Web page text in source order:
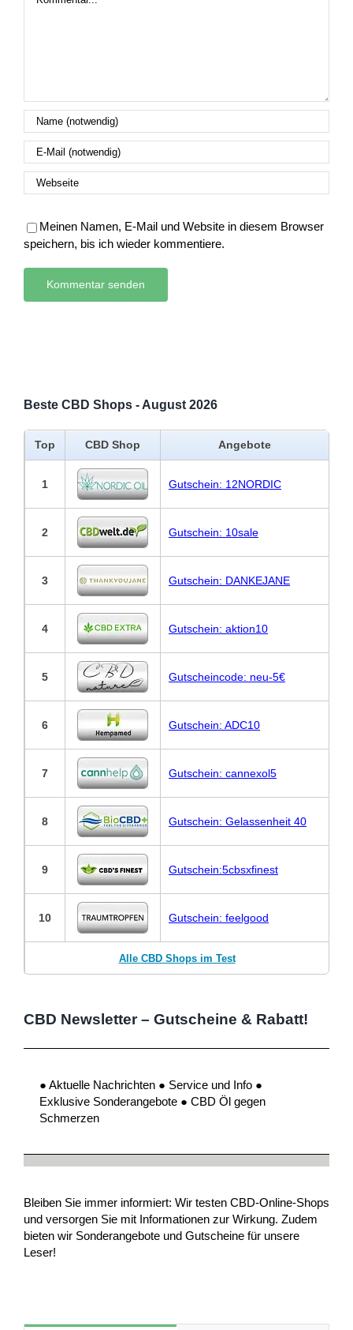
Meinen Namen, E-Mail und Website in diesem Browser
speichern, bis ich wieder kommentiere.
Beste CBD Shops - August 2026
Top CBD Shop Angebote
1 Gutschein: 12NORDIC
2 Gutschein: 10sale
3 Gutschein: DANKEJANE
4 Gutschein: aktion10
5 Gutscheincode: neu-5€
6 Gutschein: ADC10
7 Gutschein: cannexol5
8 Gutschein: Gelassenheit 40
9 Gutschein:5cbsxfinest
10 Gutschein: feelgood
Alle CBD Shops im Test
CBD Newsletter – Gutscheine & Rabatt!
● Aktuelle Nachrichten ● Service und Info ●
Exklusive Sonderangebote ● CBD Öl gegen
Schmerzen
Bleiben Sie immer informiert: Wir testen CBD-Online-Shops
und versorgen Sie mit Informationen zur Wirkung. Zudem
bieten wir Sonderangebote und Gutscheine für unsere
Leser!